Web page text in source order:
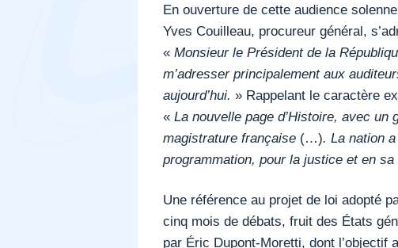
En ouverture de cette audience
Yves Couilleau, procureur général,
« Monsieur le Président de la
m’adresser principalement aux
aujourd’hui. » Rappelant le caractère
« La nouvelle page d’Histoire, avec un
magistrature française (…). La nation
programmation, pour la justice et en
Une référence au projet de loi adopté
cinq mois de débats, fruit des États
par Éric Dupont-Moretti, dont l’objectif